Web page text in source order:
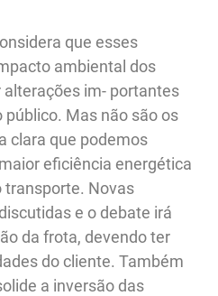
que esses
ambiental dos
im- portantes
Mas não são os
clara que podemos
eficiência energética
transporte. Novas
e o debate irá
da frota, devendo ter
do cliente. Também
a inversão das